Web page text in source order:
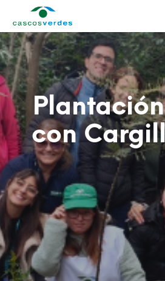
Plantación
con